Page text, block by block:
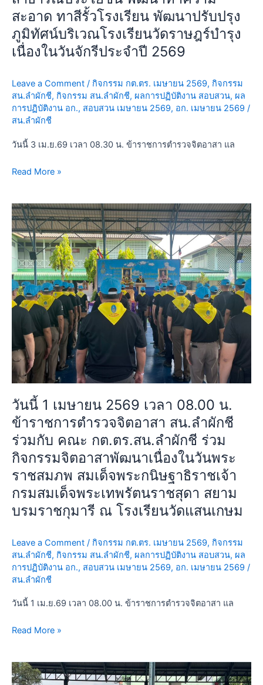
ณ
โรงเรียน
วัด
ทอง
สะอาด ทาสีรั้วโรงเรียน พัฒนาปรับปรุง
ภูมิทัศน์บริเวณโรงเรียนวัดราษฎร์บำรุง
เนื่องในวันจักรีประจำปี 2569
Leave a Comment / กิจกรรม กต.ตร. เมษายน 2569, กิจกรรม
สน.ลำผักชี, กิจกรรม สน.ลำผักชี, ผลการปฏิบัติงาน สอบสวน, ผล
การปฏิบัติงาน อก., สอบสวน เมษายน 2569, อก. เมษายน 2569 /
สน.ลำผักชี
วันนี้ 3 เม.ย.69 เวลา 08.30 น. ข้าราชการตำรวจจิตอาสา แล
”
เรา
ทำความ
ดี
หัวใจ
”
บำเพ็ญ
พัฒนา
สะอาด
โรงเรียน
พัฒนา
ปรับปรุง
ภูมิ
ทัศน์
บริเวณ
โรงเรียน
วัด
ราษฎร์
บำรุง
เนื่อง
ใน
วัน
จักรี
ประจำ
ปี
2569
Read More »
วันนี้ 1 เมษายน 2569 เวลา 08.00 น.
ข้าราชการตำรวจจิตอาสา สน.ลำผักชี
ร่วมกับ คณะ กต.ตร.สน.ลำผักชี ร่วม
กิจกรรมจิตอาสาพัฒนาเนื่องในวันพระ
ราชสมภพ สมเด็จพระกนิษฐาธิราชเจ้า
กรมสมเด็จพระเทพรัตนราชสุดา สยาม
บรมราชกุมารี ณ โรงเรียนวัดแสนเกษม
Leave a Comment / กิจกรรม กต.ตร. เมษายน 2569, กิจกรรม
สน.ลำผักชี, กิจกรรม สน.ลำผักชี, ผลการปฏิบัติงาน สอบสวน, ผล
การปฏิบัติงาน อก., สอบสวน เมษายน 2569, อก. เมษายน 2569 /
สน.ลำผักชี
วันนี้ 1 เม.ย.69 เวลา 08.00 น. ข้าราชการตำรวจจิตอาสา แล
วัน
นี้
1
เมษายน
2569
เวลา
08.00
น.
ข้าราชการ
ตำรวจ
จิต
อาสา
สน.ลำ
ร่วม
กับ
คณะ
กต.ตร.สน.ลำ
ผักชี
ร่วม
กิจกรรม
จิต
เนื่อง
ใน
วันพระ
สมภพ
พระ
ธิ
ราช
Read More »
วัน
นี้